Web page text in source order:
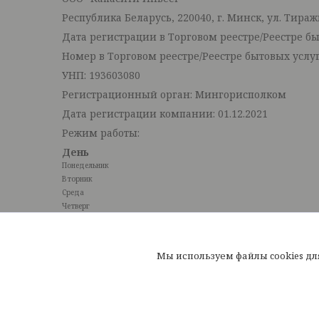
Республика Беларусь, 220040, г. Минск, ул.
Дата регистрации в Торговом реестре/Реестре
Номер в Торговом реестре/Реестре бытовых
УНП: 193603080
Регистрационный орган: Мингорисполком
Дата регистрации компании: 01.12.2021
Режим работы:
День
Понедельник
Вторник
Среда
Четверг
Мы используем файлы cookies